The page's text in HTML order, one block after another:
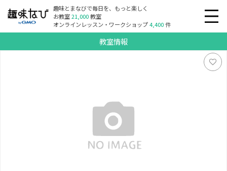
趣味とまなびで毎日を、もっと楽しく
お教室21,000教室
オンラインレッスン・ワークショップ4,400件
教室情報